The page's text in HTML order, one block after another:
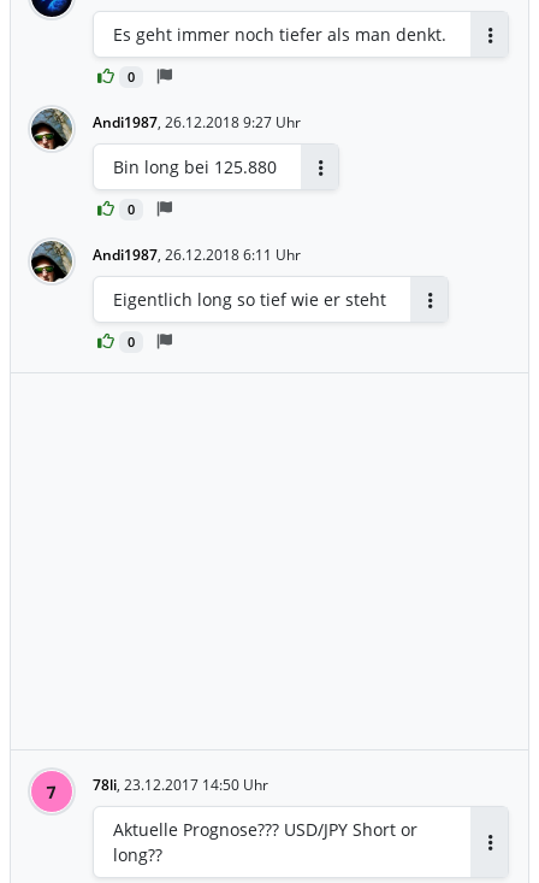
0
Es geht immer noch tiefer als man denkt.
Andi1987, 26.12.2018 9:27 Uhr
0
Bin long bei 125.880
Andi1987, 26.12.2018 6:11 Uhr
0
Eigentlich long so tief wie er steht
7 78li, 23.12.2017 14:50 Uhr
Aktuelle Prognose??? USD/JPY Short or
long??